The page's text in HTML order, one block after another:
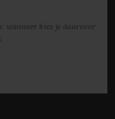
wanneer kies je daarvoor